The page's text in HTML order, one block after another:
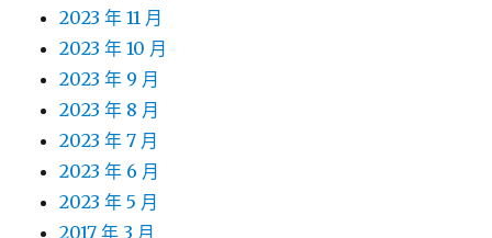
2023 年 11 月
2023 年 10 月
2023 年 9 月
2023 年 8 月
2023 年 7 月
2023 年 6 月
2023 年 5 月
2017 年 3 月